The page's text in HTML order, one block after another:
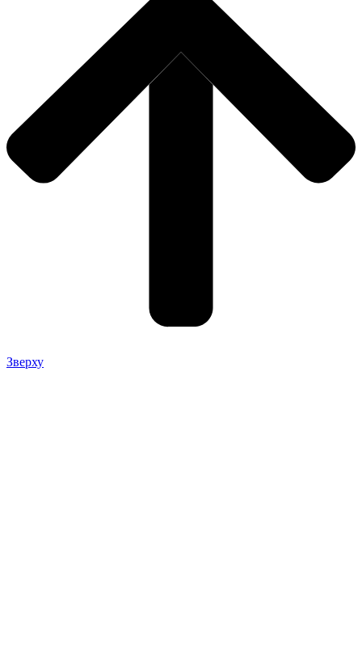
Зверху